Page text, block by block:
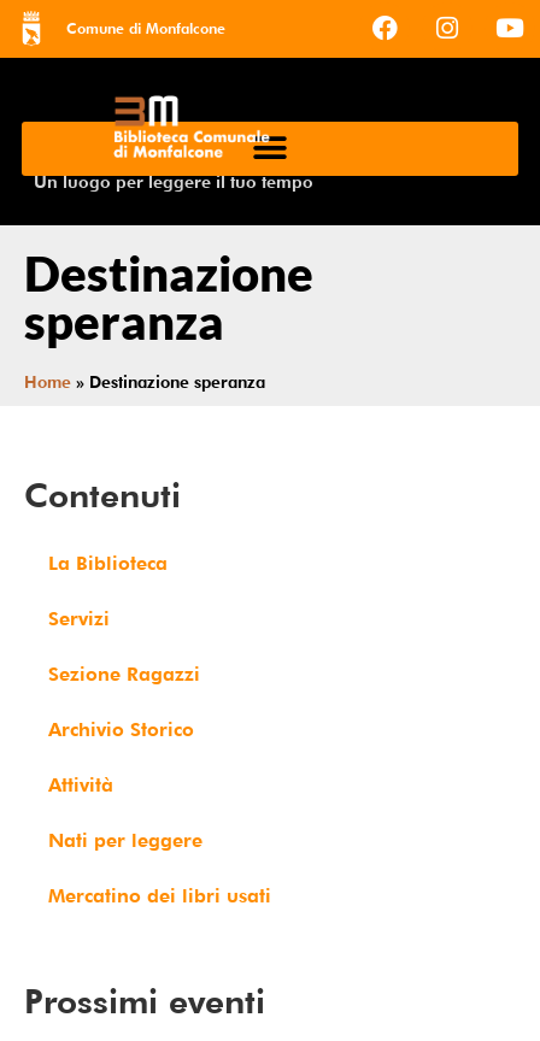
Comune di Monfalcone
Un luogo per leggere il tuo tempo
Destinazione
speranza
Home » Destinazione speranza
Contenuti
La Biblioteca
Servizi
Sezione Ragazzi
Archivio Storico
Attività
Nati per leggere
Mercatino dei libri usati
Prossimi eventi